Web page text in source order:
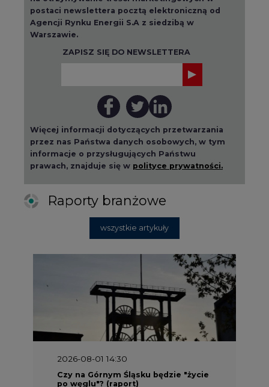
postaci newslettera pocztą elektroniczną od
Agencji Rynku Energii S.A z siedzibą w
Warszawie.
ZAPISZ SIĘ DO NEWSLETTERA
Więcej informacji dotyczących przetwarzania
przez nas Państwa danych osobowych, w tym
informacje o przysługujących Państwu
prawach, znajduje się w polityce prywatności.
Raporty branżowe
wszystkie artykuły
2026-08-01 14:30
Czy na Górnym Śląsku będzie "życie
po węglu"? (raport)